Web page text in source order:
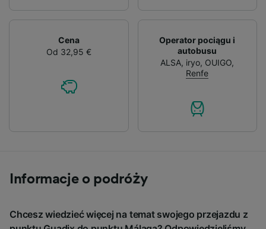
Cena
Od 32,95 €
Operator pociągu i
autobusu
ALSA, iryo, OUIGO,
Renfe
Informacje o podróży
Chcesz wiedzieć więcej na temat swojego przejazdu z